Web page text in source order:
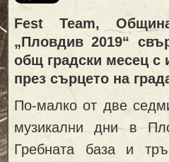
Fest Team,
„Пловдив 2019“
общ градски месец с
през сърцето на
По-малко от две
музикални дни в
Гребната база и